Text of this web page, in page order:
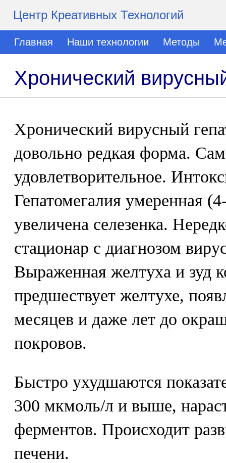
Центр Креативных Технологий
Главная Наши технологии Методы
Хронический
Хронический вирусный
довольно редкая форма.
удовлетворительное.
Гепатомегалия умеренная
увеличена селезенка.
стационар с диагнозом
Выраженная желтуха и зуд
предшествует желтухе,
месяцев и даже лет до
покровов.
Быстро ухудшаются
300 мкмоль/л и выше,
ферментов. Происходит
печени.